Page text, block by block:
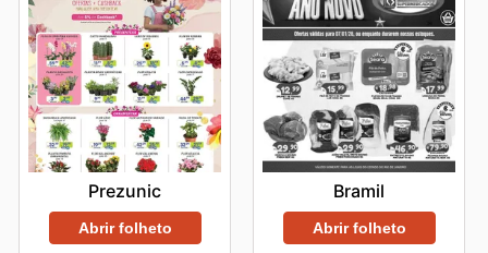
Prezunic
Abrir folheto
Bramil
Abrir folheto